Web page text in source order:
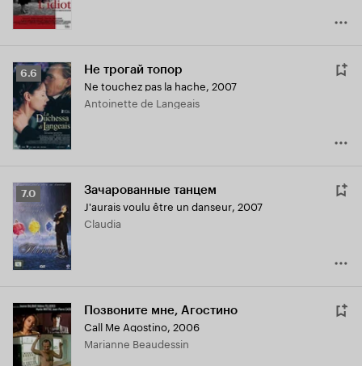
Рейтинг
Кинопоиска
6.6
6.6 Не трогай топор
Ne touchez pas la hache, 2007
Antoinette de Langeais
Рейтинг
Кинопоиска
7.0
7.0 Зачарованные танцем
J'aurais voulu être un danseur, 2007
Claudia
Позвоните мне, Агостино
Call Me Agostino, 2006
Marianne Beaudessin